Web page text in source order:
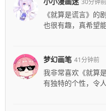
《就算是谎言》的
也很有趣，真希望
梦幻画笔 41分钟前
我非常喜欢《就算
有独特的个性，令